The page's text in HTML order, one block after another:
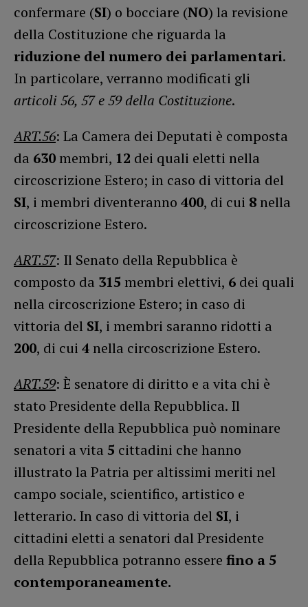
confermare (SI) o bocciare (NO) la revisione
della Costituzione che riguarda la
riduzione del numero dei parlamentari.
In particolare, verranno modificati gli
articoli 56, 57 e 59 della Costituzione.
ART.56: La Camera dei Deputati è composta
da 630 membri, 12 dei quali eletti nella
circoscrizione Estero; in caso di vittoria del
SI, i membri diventeranno 400, di cui 8 nella
circoscrizione Estero.
ART.57: Il Senato della Repubblica è
composto da 315 membri elettivi, 6 dei quali
nella circoscrizione Estero; in caso di
vittoria del SI, i membri saranno ridotti a
200, di cui 4 nella circoscrizione Estero.
ART.59: È senatore di diritto e a vita chi è
stato Presidente della Repubblica. Il
Presidente della Repubblica può nominare
senatori a vita 5 cittadini che hanno
illustrato la Patria per altissimi meriti nel
campo sociale, scientifico, artistico e
letterario. In caso di vittoria del SI, i
cittadini eletti a senatori dal Presidente
della Repubblica potranno essere fino a 5
contemporaneamente.